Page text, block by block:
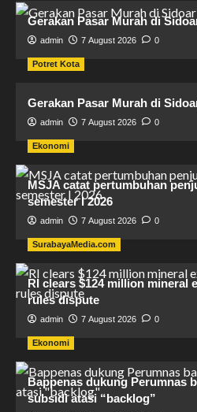
Gerakan Pasar Murah di
admin 7 August 2026 0
Potret Kota
Gerakan Pasar Murah di
admin 7 August 2026 0
Ekonomi
MSJA catat pertumbuhan
semester I 2026
admin 7 August 2026 0
SurabayaMedia.com
RI clears $124 million mineral
rules dispute
admin 7 August 2026 0
Ekonomi
Bappenas dukung Perumnas
subsidi atasi “backlog”